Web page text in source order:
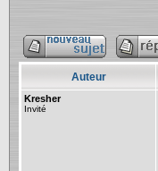
Auteur
Kresher
Invité